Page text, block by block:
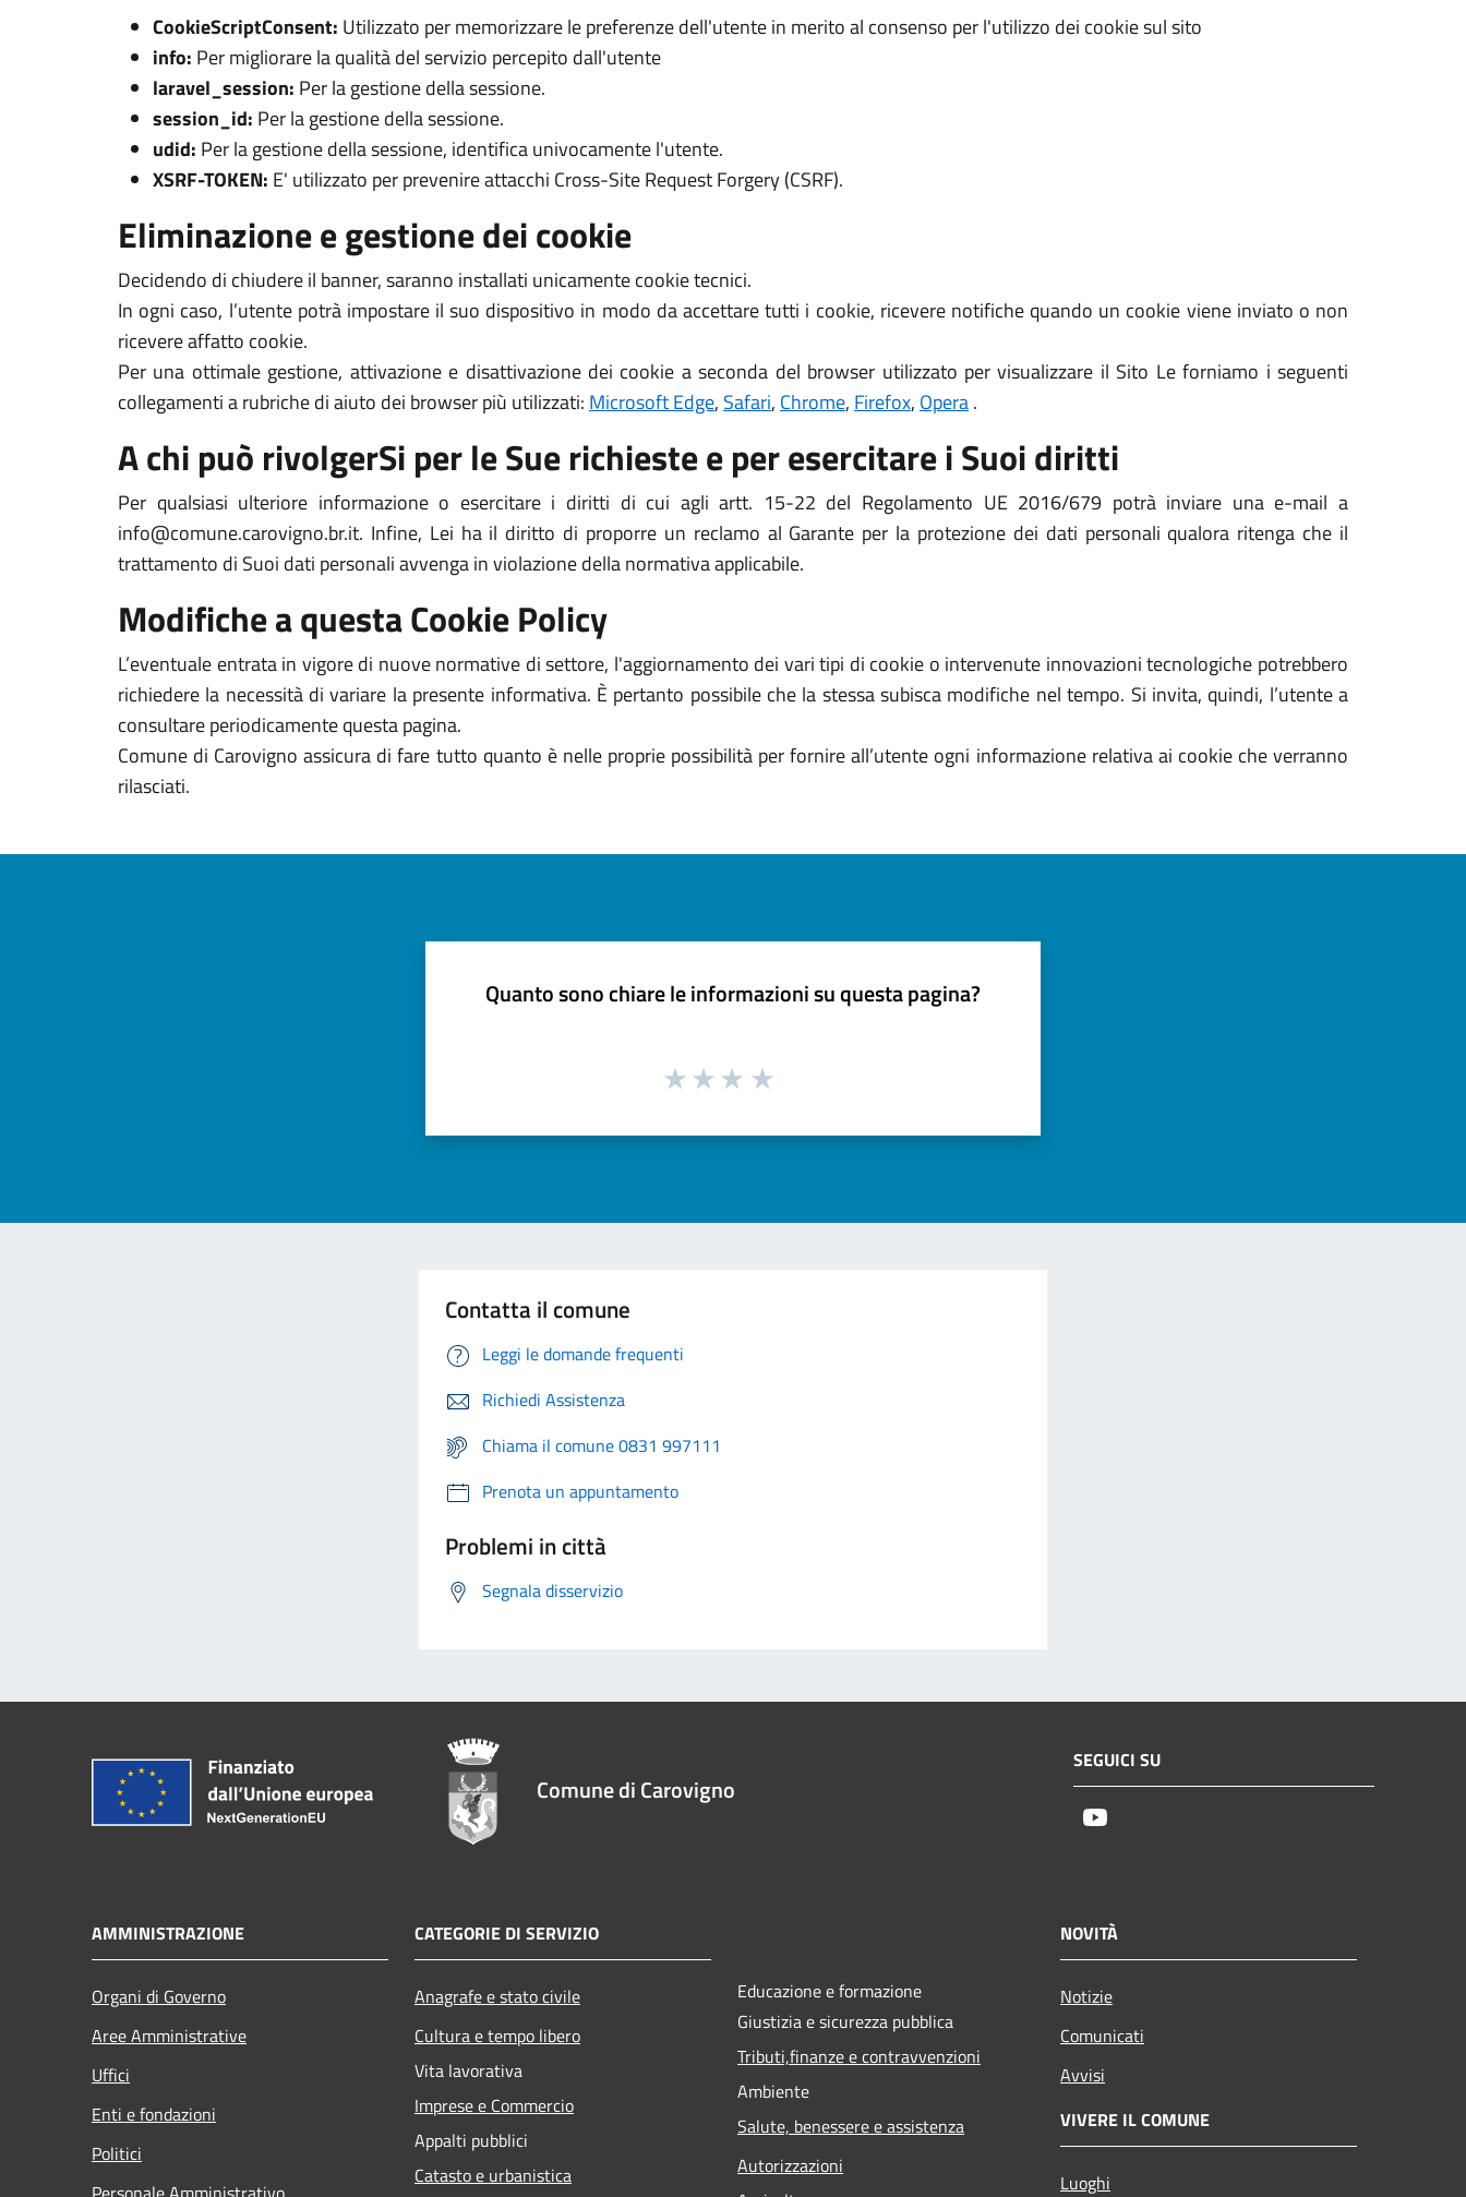
CookieScriptConsent: Utilizzato per memorizzare le preferenze dell'utente in merito al consenso per l'utilizzo dei cookie sul sito
info: Per migliorare la qualità del servizio percepito dall'utente
laravel_session: Per la gestione della sessione.
session_id: Per la gestione della sessione.
udid: Per la gestione della sessione, identifica univocamente l'utente.
XSRF-TOKEN: E' utilizzato per prevenire attacchi Cross-Site Request Forgery (CSRF).
Eliminazione e gestione dei cookie
Decidendo di chiudere il banner, saranno installati unicamente cookie tecnici.
In ogni caso, l’utente potrà impostare il suo dispositivo in modo da accettare tutti i cookie, ricevere notifiche quando un cookie viene inviato o non
ricevere affatto cookie.
Per una ottimale gestione, attivazione e disattivazione dei cookie a seconda del browser utilizzato per visualizzare il Sito Le forniamo i seguenti
collegamenti a rubriche di aiuto dei browser più utilizzati: Microsoft Edge, Safari, Chrome, Firefox, Opera.
A chi può rivolgerSi per le Sue richieste e per esercitare i Suoi diritti
Per qualsiasi ulteriore informazione o esercitare i diritti di cui agli artt. 15-22 del Regolamento UE 2016/679 potrà inviare una e-mail a
info@comune.carovigno.br.it. Infine, Lei ha il diritto di proporre un reclamo al Garante per la protezione dei dati personali qualora ritenga che il
trattamento di Suoi dati personali avvenga in violazione della normativa applicabile.
Modifiche a questa Cookie Policy
L’eventuale entrata in vigore di nuove normative di settore, l'aggiornamento dei vari tipi di cookie o intervenute innovazioni tecnologiche potrebbero
richiedere la necessità di variare la presente informativa. È pertanto possibile che la stessa subisca modifiche nel tempo. Si invita, quindi, l’utente a
consultare periodicamente questa pagina.
Comune di Carovigno assicura di fare tutto quanto è nelle proprie possibilità per fornire all’utente ogni informazione relativa ai cookie che verranno
rilasciati.
Quanto sono chiare le informazioni su questa pagina?
Contatta il comune
Leggi le domande frequenti
Richiedi Assistenza
Chiama il comune 0831 997111
Prenota un appuntamento
Problemi in città
Segnala disservizio
Comune di Carovigno
SEGUICI SU
AMMINISTRAZIONE
Organi di Governo
Aree Amministrative
Uffici
Enti e fondazioni
Politici
CATEGORIE DI SERVIZIO
Anagrafe e stato civile
Cultura e tempo libero
Vita lavorativa
Imprese e Commercio
Appalti pubblici
Catasto e urbanistica
Educazione e formazione
Giustizia e sicurezza pubblica
Tributi,finanze e contravvenzioni
Ambiente
Salute, benessere e assistenza
Autorizzazioni
NOVITÀ
Notizie
Comunicati
Avvisi
VIVERE IL COMUNE
Luoghi